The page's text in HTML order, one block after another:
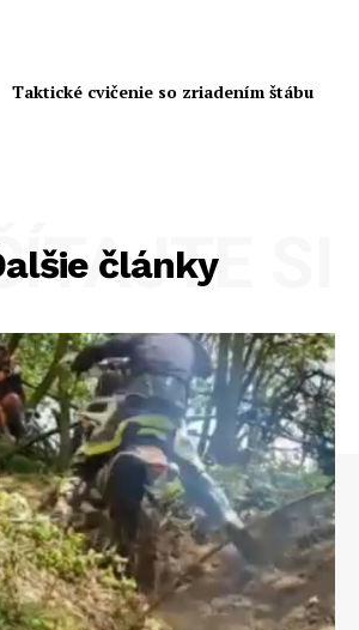
Taktické cvičenie so zriadením štábu
články SI